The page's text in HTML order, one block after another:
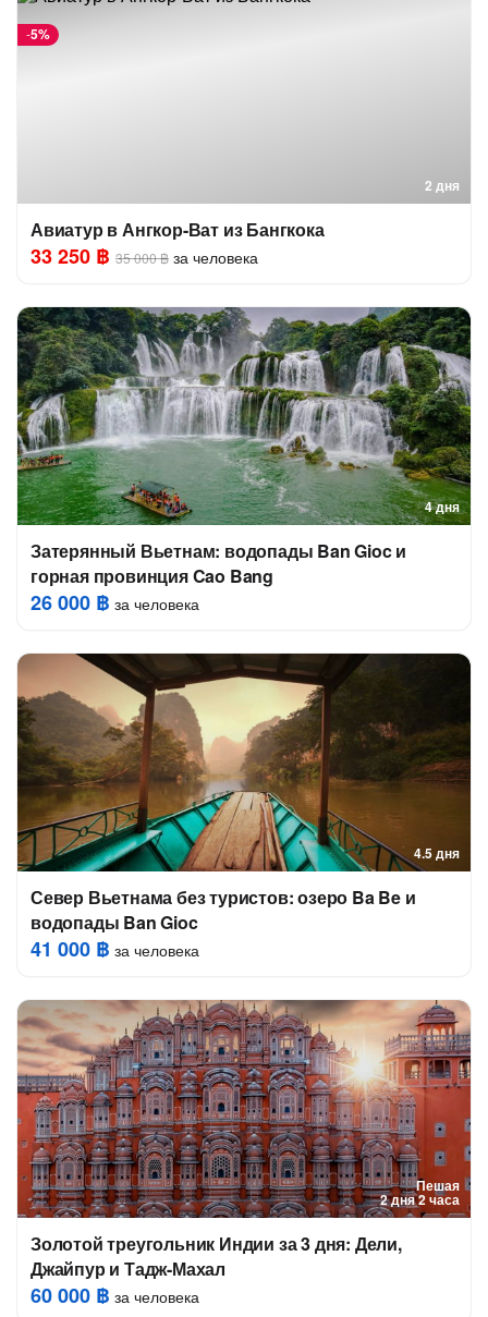
2 дня
-5%
Авиатур в Ангкор-Ват из Бангкока
33 250 ฿ 35 000 ฿ за человека
4 дня
Затерянный Вьетнам: водопады Ban Gioc и
горная провинция Cao Bang
26 000 ฿ за человека
4.5 дня
Север Вьетнама без туристов: озеро Ba Be и
водопады Ban Gioc
41 000 ฿ за человека
Пешая
2 дня 2 часа
Золотой треугольник Индии за 3 дня: Дели,
Джайпур и Тадж-Махал
60 000 ฿ за человека